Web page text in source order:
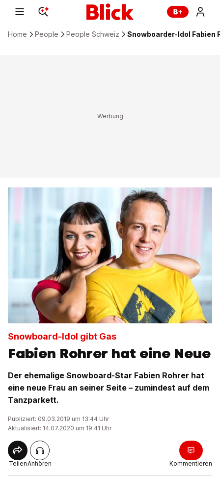
Home People People Schweiz Snowboarder-Idol Fabien
Snowboard-Idol gibt Gas
Fabien Rohrer hat eine Neue
Der ehemalige Snowboard-Star Fabien Rohrer hat
eine neue Frau an seiner Seite – zumindest auf dem
Tanzparkett.
Publiziert: 09.03.2019 um 13:44 Uhr
Aktualisiert: 14.07.2020 um 19:41 Uhr
TeilenAnhören Kommentieren